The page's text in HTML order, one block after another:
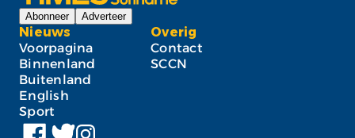
Abonneer Adverteer
Nieuws
Voorpagina
Binnenland
Buitenland
English
Sport
Overig
Contact
SCCN